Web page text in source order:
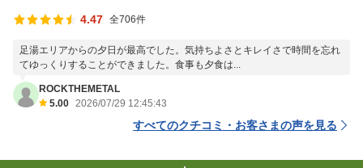
4.47 全706件
足湯エリアからの夕日が最高でした。気持ちよさとキレイさで時間を忘れ
てゆっくりすることができました。食事も夕食は...
ROCKTHEMETAL
5.00 2026/07/29 12:45:43
すべてのクチコミ・お客さまの声を見る